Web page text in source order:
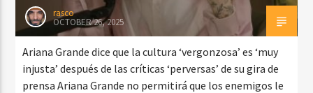
rasco
OCTOBER 26, 2025
Ariana Grande dice que la cultura ‘vergonzosa’ es ‘muy
injusta’ después de las críticas ‘perversas’ de su gira de
prensa Ariana Grande no permitirá que los enemigos le